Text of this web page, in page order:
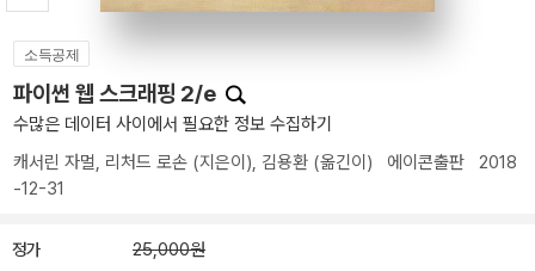
소득공제
파이썬 웹 스크래핑 2/e
수많은 데이터 사이에서 필요한 정보 수집하기
캐서린 자멀, 리처드 로손 (지은이), 김용환 (옮긴이) 에이콘출판 2018
-12-31
정가 25,000원